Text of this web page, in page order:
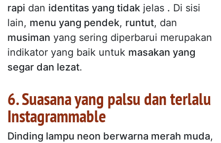
rapi dan identitas yang tidak jelas . Di sisi
lain, menu yang pendek, runtut, dan
musiman yang sering diperbarui merupakan
indikator yang baik untuk masakan yang
segar dan lezat.
6. Suasana yang palsu dan terlalu
Instagrammable
Dinding lampu neon berwarna merah muda,